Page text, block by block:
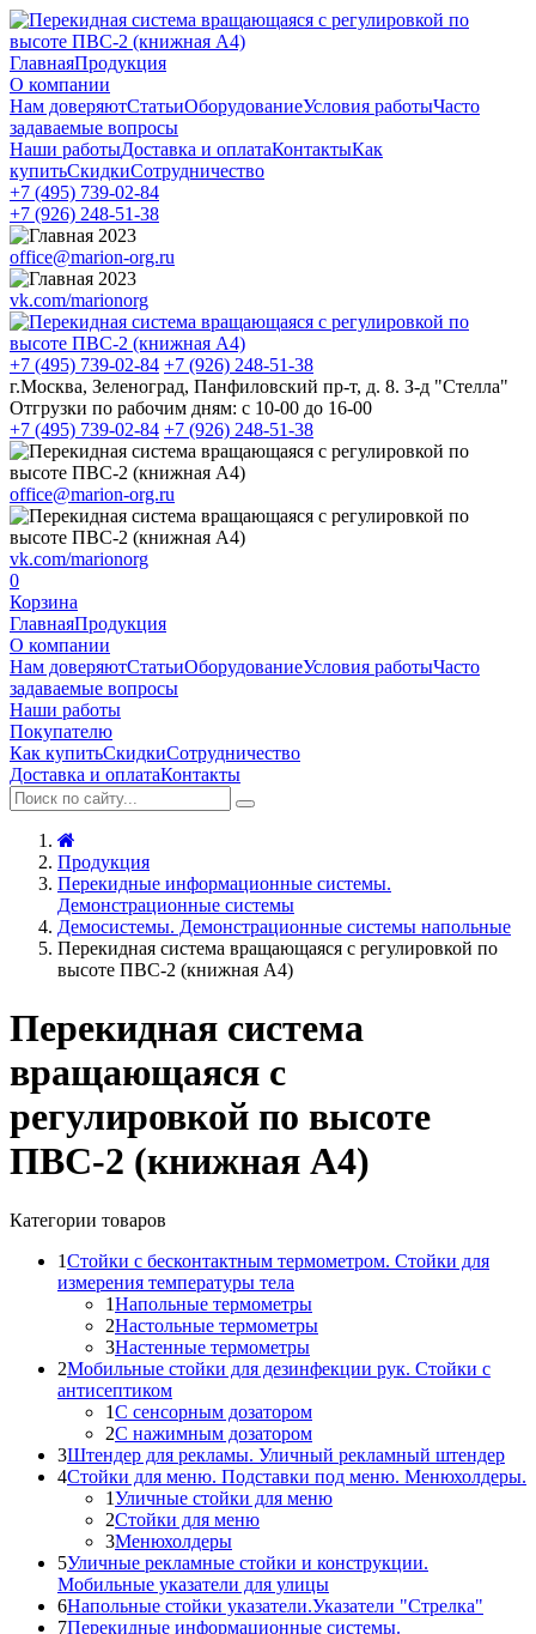
ГлавнаяПродукция
О компании
Нам доверяютСтатьиОборудованиеУсловия работыЧасто
задаваемые вопросы
Наши работыДоставка и оплатаКонтактыКак
купитьСкидкиСотрудничество
+7 (495) 739-02-84
+7 (926) 248-51-38
office@marion-org.ru
vk.com/marionorg
+7 (495) 739-02-84 +7 (926) 248-51-38
г.Москва, Зеленоград, Панфиловский пр-т, д. 8. З-д "Стелла"
Отгрузки по рабочим дням: с 10-00 до 16-00
+7 (495) 739-02-84 +7 (926) 248-51-38
office@marion-org.ru
vk.com/marionorg
0
Корзина
ГлавнаяПродукция
О компании
Нам доверяютСтатьиОборудованиеУсловия работыЧасто
задаваемые вопросы
Наши работы
Покупателю
Как купитьСкидкиСотрудничество
Доставка и оплатаКонтакты
Продукция
Перекидные информационные системы.
Демонстрационные системы
Демосистемы. Демонстрационные системы напольные
Перекидная система вращающаяся с регулировкой по
высоте ПВС-2 (книжная А4)
Перекидная система
вращающаяся с
регулировкой по высоте
ПВС-2 (книжная А4)
Категории товаров
1Стойки с бесконтактным термометром. Стойки для
измерения температуры тела
1Напольные термометры
2Настольные термометры
3Настенные термометры
2Мобильные стойки для дезинфекции рук. Стойки с
антисептиком
1С сенсорным дозатором
2С нажимным дозатором
3Штендер для рекламы. Уличный рекламный штендер
4Стойки для меню. Подставки под меню. Менюхолдеры.
1Уличные стойки для меню
2Стойки для меню
3Менюхолдеры
5Уличные рекламные стойки и конструкции.
Мобильные указатели для улицы
6Напольные стойки указатели.Указатели "Стрелка"
7Перекидные информационные системы.